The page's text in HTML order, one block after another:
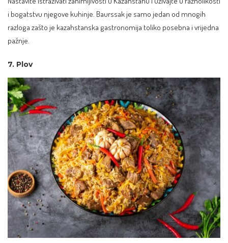
i bogatstvu njegove kuhinje. Baurssak je samo jedan od mnogih
razloga zašto je kazahstanska gastronomija toliko posebna i vrijedna
pažnje.
7. Plov